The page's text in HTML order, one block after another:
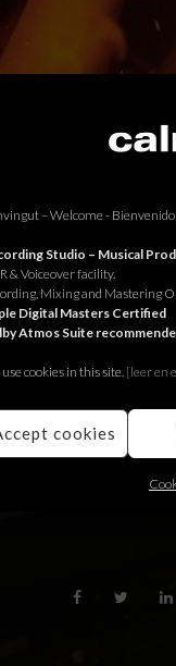
– Welcome - Bienvenido
Studio – Musical
& Voiceover facility.
Mixing and Mastering
Digital Masters Certified
Atmos Suite
cookies in this site. [leer en
cookies
sesiones ADR para
ADR per la sèrie
for the Netflix